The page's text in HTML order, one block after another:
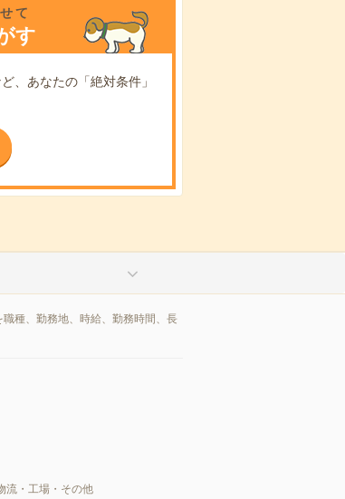
て
す
、あなたの「絶対条件」
種、勤務地、時給、勤務時間、長
流・工場・その他